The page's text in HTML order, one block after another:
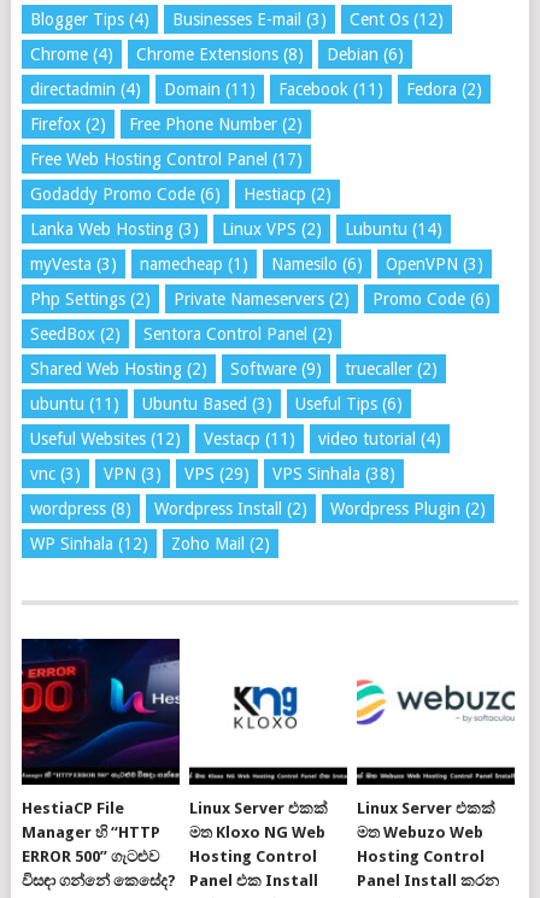
Blogger Tips(4) Businesses E-mail (3) Cent Os(12)
Chrome(4) Chrome Extensions(8) Debian (6)
directadmin (4) Domain (11) Facebook (11) Fedora (2)
Firefox(2) Free Phone Number(2)
Free Web Hosting Control Panel (17)
Godaddy Promo Code(6) Hestiacp (2)
Lanka Web Hosting(3) Linux VPS (2) Lubuntu (14)
myVesta (3) namecheap (1) Namesilo (6) OpenVPN (3)
Php Settings(2) Private Nameservers(2) Promo Code(6)
SeedBox(2) Sentora Control Panel (2)
Shared Web Hosting(2) Software(9) truecaller(2)
ubuntu (11) Ubuntu Based (3) Useful Tips(6)
Useful Websites(12) Vestacp (11) video tutorial (4)
vnc(3) VPN (3) VPS (29) VPS Sinhala (38)
wordpress(8) Wordpress Install (2) Wordpress Plugin (2)
WP Sinhala (12) Zoho Mail (2)
HestiaCP File
Manager හි “HTTP
ERROR 500” ගැටළුව
විසඳා ගන්නේ කෙසේද?
Linux Server එකක්
මත Kloxo NG Web
Hosting Control
Panel එක Install
Linux Server එකක්
මත Webuzo Web
Hosting Control
Panel Install කරන